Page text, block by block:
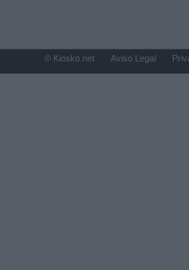
© Kiosko.net Aviso Legal